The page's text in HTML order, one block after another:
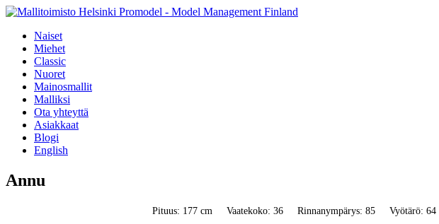
Naiset
Miehet
Classic
Nuoret
Mainosmallit
Malliksi
Ota yhteyttä
Asiakkaat
Blogi
English
Annu
Pituus: 177 cm Vaatekoko: 36 Rinnanympärys: 85 Vyötärö: 64